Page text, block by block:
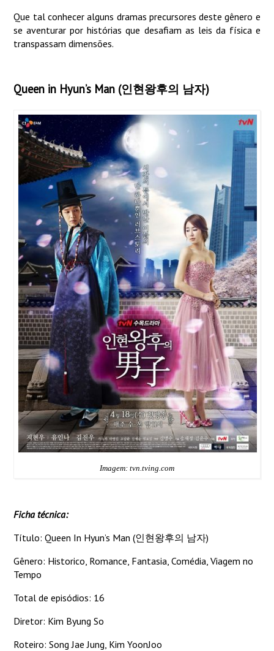
Que tal conhecer alguns dramas precursores deste gênero e
se aventurar por histórias que desafiam as leis da física e
transpassam dimensões.
Queen in Hyun’s Man (인현왕후의 남자)
Imagem: tvn.tving.com
Ficha técnica:
Título: Queen In Hyun’s Man (인현왕후의 남자)
Gênero: Historico, Romance, Fantasia, Comédia, Viagem no
Tempo
Total de episódios: 16
Diretor: Kim Byung So
Roteiro: Song Jae Jung, Kim YoonJoo